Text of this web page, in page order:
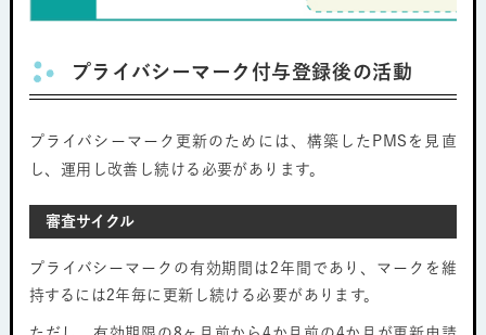
プライバシーマーク付与登録後の活動
プライバシーマーク更新のためには、構築したPMSを見直
し、運用し改善し続ける必要があります。
審査サイクル
プライバシーマークの有効期間は2年間であり、マークを維
持するには2年毎に更新し続ける必要があります。